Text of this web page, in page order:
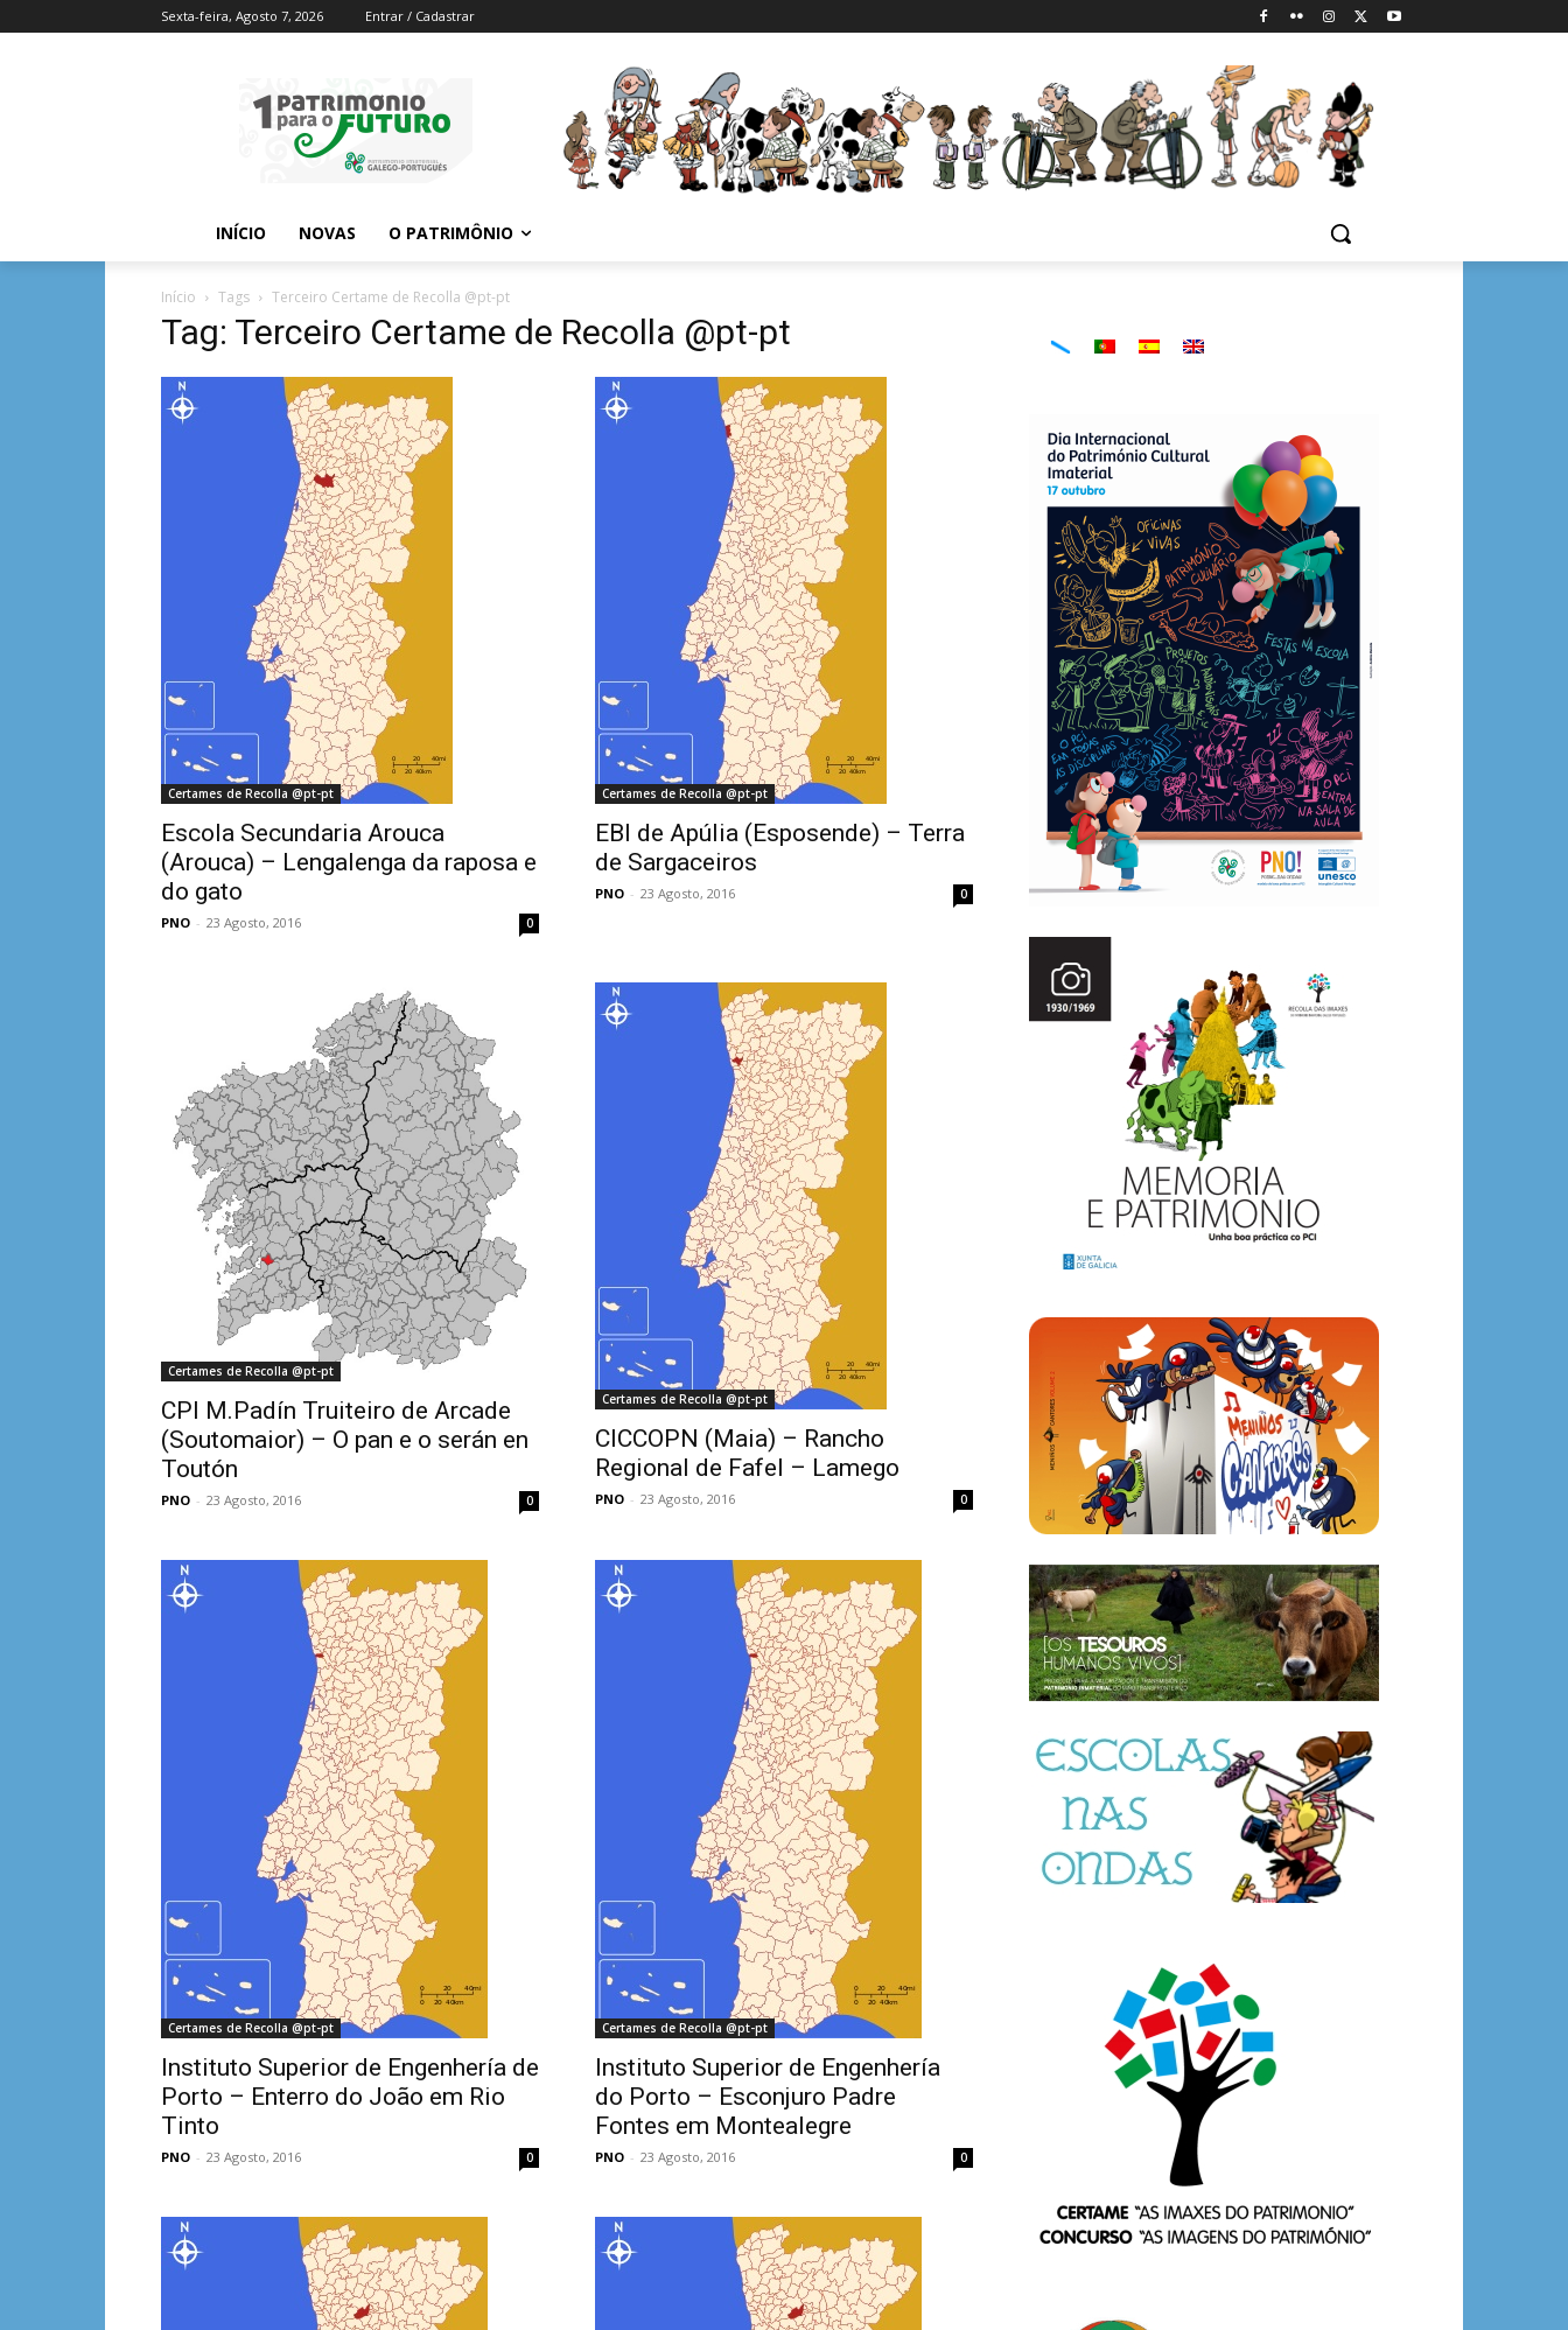
Sexta-feira, Agosto 7, 2026 Entrar / Cadastrar
INÍCIO NOVAS O PATRIMÔNIO
Início Tags Terceiro Certame de Recolla @pt-pt
Tag: Terceiro Certame de Recolla @pt-pt
Certames de Recolla @pt-pt
Escola Secundaria Arouca
(Arouca) – Lengalenga da raposa e
do gato
PNO - 23 Agosto, 2016 0
Certames de Recolla @pt-pt
EBI de Apúlia (Esposende) – Terra
de Sargaceiros
PNO - 23 Agosto, 2016 0
Certames de Recolla @pt-pt
CPI M.Padín Truiteiro de Arcade
(Soutomaior) – O pan e o serán en
Toutón
PNO - 23 Agosto, 2016 0
Certames de Recolla @pt-pt
CICCOPN (Maia) – Rancho
Regional de Fafel – Lamego
PNO - 23 Agosto, 2016 0
Certames de Recolla @pt-pt
Instituto Superior de Engenhería de
Porto – Enterro do João em Rio
Tinto
PNO - 23 Agosto, 2016 0
Certames de Recolla @pt-pt
Instituto Superior de Engenhería
do Porto – Esconjuro Padre
Fontes em Montealegre
PNO - 23 Agosto, 2016 0